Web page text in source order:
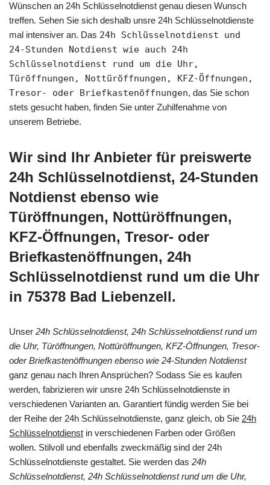
Wünschen an 24h Schlüsselnotdienst genau diesen Wunsch
treffen. Sehen Sie sich deshalb unsre 24h Schlüsselnotdienste
mal intensiver an. Das 24h Schlüsselnotdienst und
24-Stunden Notdienst wie auch 24h
Schlüsselnotdienst rund um die Uhr,
Türöffnungen, Nottüröffnungen, KFZ-Öffnungen,
Tresor- oder Briefkastenöffnungen, das Sie schon
stets gesucht haben, finden Sie unter Zuhilfenahme von
unserem Betriebe.
Wir sind Ihr Anbieter für preiswerte
24h Schlüsselnotdienst, 24-Stunden
Notdienst ebenso wie
Türöffnungen, Nottüröffnungen,
KFZ-Öffnungen, Tresor- oder
Briefkastenöffnungen, 24h
Schlüsselnotdienst rund um die Uhr
in 75378 Bad Liebenzell.
Unser 24h Schlüsselnotdienst, 24h Schlüsselnotdienst rund um
die Uhr, Türöffnungen, Nottüröffnungen, KFZ-Öffnungen, Tresor-
oder Briefkastenöffnungen ebenso wie 24-Stunden Notdienst
ganz genau nach Ihren Ansprüchen? Sodass Sie es kaufen
werden, fabrizieren wir unsre 24h Schlüsselnotdienste in
verschiedenen Varianten an. Garantiert fündig werden Sie bei
der Reihe der 24h Schlüsselnotdienste, ganz gleich, ob Sie 24h
Schlüsselnotdienst in verschiedenen Farben oder Größen
wollen. Stilvoll und ebenfalls zweckmäßig sind der 24h
Schlüsselnotdienste gestaltet. Sie werden das 24h
Schlüsselnotdienst, 24h Schlüsselnotdienst rund um die Uhr,